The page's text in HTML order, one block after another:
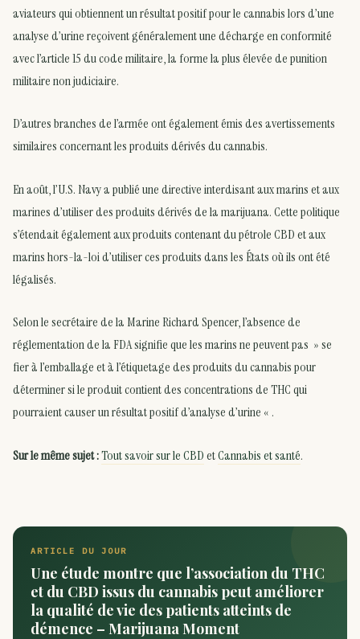
aviateurs qui obtiennent un résultat positif pour le cannabis lors d’une
analyse d’urine reçoivent généralement une décharge en conformité
avec l’article 15 du code militaire, la forme la plus élevée de punition
militaire non judiciaire.
D’autres branches de l’armée ont également émis des avertissements
similaires concernant les produits dérivés du cannabis.
En août, l’U.S. Navy a publié une directive interdisant aux marins et aux
marines d’utiliser des produits dérivés de la marijuana. Cette politique
s’étendait également aux produits contenant du pétrole CBD et aux
marins hors-la-loi d’utiliser ces produits dans les États où ils ont été
légalisés.
Selon le secrétaire de la Marine Richard Spencer, l’absence de
réglementation de la FDA signifie que les marins ne peuvent pas » se
fier à l’emballage et à l’étiquetage des produits du cannabis pour
déterminer si le produit contient des concentrations de THC qui
pourraient causer un résultat positif d’analyse d’urine « .
Sur le même sujet :Tout savoir sur le CBDetCannabis et santé.
ARTICLE DU JOUR
Une étude montre que l’association du THC
et du CBD issus du cannabis peut améliorer
la qualité de vie des patients atteints de
démence – Marijuana Moment